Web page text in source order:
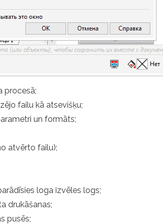
procesā;
failu kā atsevišķu;
un formāts;
atvērto failu);
loga izvēles logs;
drukāšanas;
pusēs;